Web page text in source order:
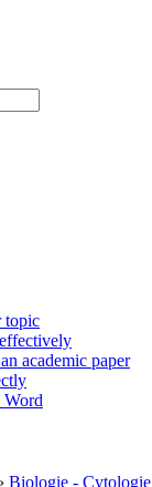
topic
academic paper
› Biologie - Cytologie